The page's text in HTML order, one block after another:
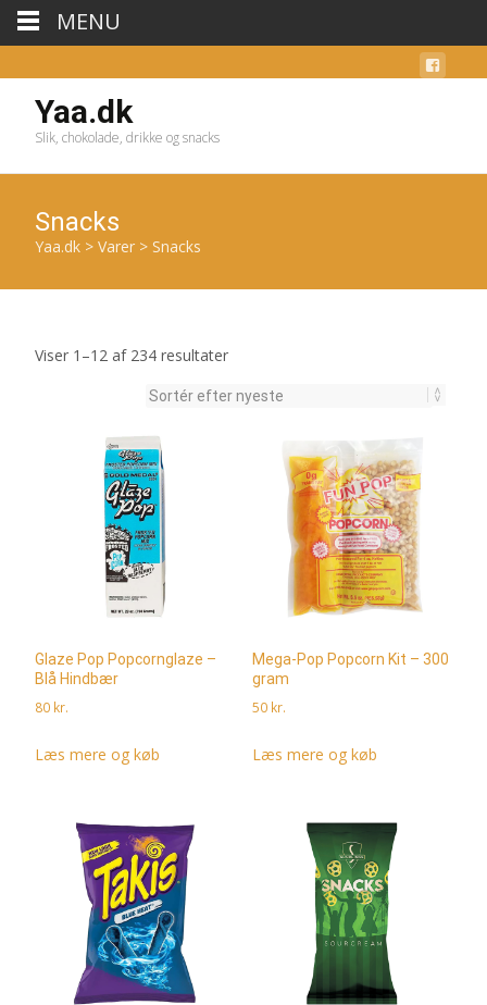
Yaa.dk
Slik, chokolade, drikke og snacks
Snacks
Yaa.dk > Varer > Snacks
Viser 1–12 af 234 resultaterSorteret
seneste
Glaze Pop Popcornglaze –
Blå Hindbær
80 kr.
Læs mere og køb
Mega-Pop Popcorn Kit – 300
gram
50 kr.
Læs mere og køb
MENU